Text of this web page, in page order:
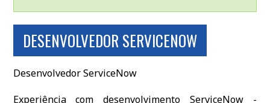
DESENVOLVEDOR SERVICENOW
Desenvolvedor ServiceNow
Experiência com desenvolvimento ServiceNow -